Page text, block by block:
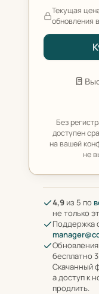
Текущая
обновления
Без
доступен
на вашей
не
4,9 из 5 по
не только
Поддержка
бесплатно
Скачанный
а доступ к
продлить.